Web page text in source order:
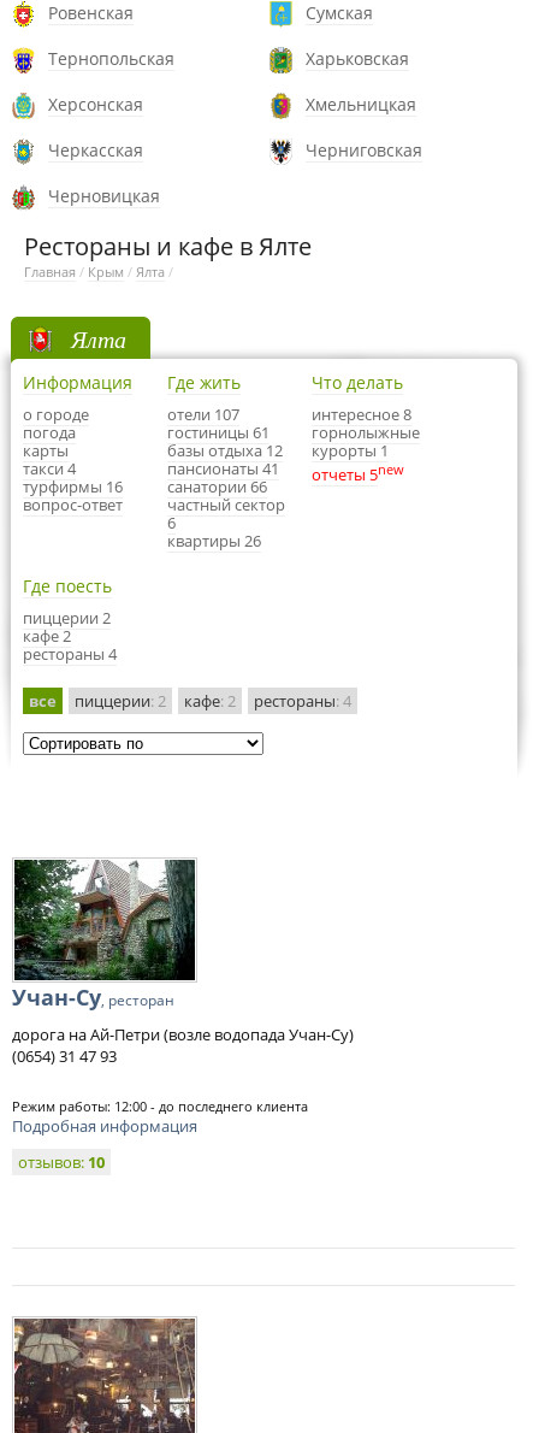
Ровенская
Сумская
Тернопольская
Харьковская
Херсонская
Хмельницкая
Черкасская
Черниговская
Черновицкая
Рестораны и кафе в Ялте
Главная / Крым / Ялта /
Ялта
Информация
о городе
погода
карты
такси 4
турфирмы 16
вопрос-ответ
Где жить
отели 107
гостиницы 61
базы отдыха 12
пансионаты 41
санатории 66
частный сектор
6
квартиры 26
Что делать
интересное 8
горнолыжные
курорты 1
отчеты 5new
Где поесть
пиццерии 2
кафе 2
рестораны 4
все пиццерии: 2 кафе: 2 рестораны: 4
Учан-Су, ресторан
дорога на Ай-Петри (возле водопада Учан-Су)
(0654) 31 47 93
Режим работы: 12:00 - до последнего клиента
Подробная информация
отзывов: 10